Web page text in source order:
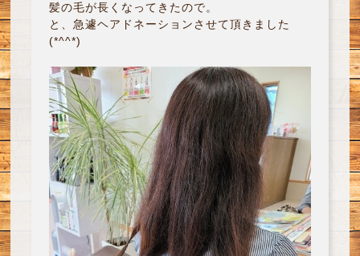
髪の毛が長くなってきたので。
と、急遽ヘアドネーションさせて頂きました
(*^^*)